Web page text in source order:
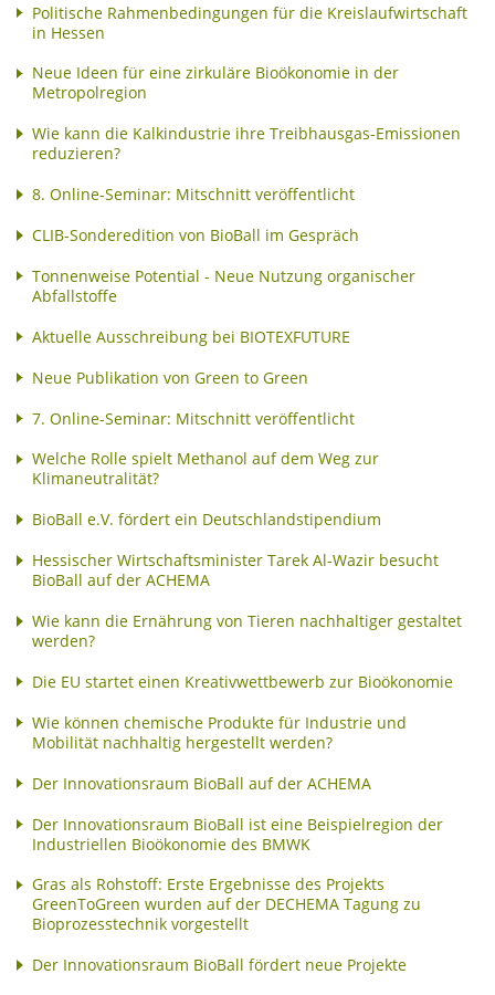
Politische Rahmenbedingungen für die Kreislaufwirtschaft
in Hessen
Neue Ideen für eine zirkuläre Bioökonomie in der
Metropolregion
Wie kann die Kalkindustrie ihre Treibhausgas-Emissionen
reduzieren?
8. Online-Seminar: Mitschnitt veröffentlicht
CLIB-Sonderedition von BioBall im Gespräch
Tonnenweise Potential - Neue Nutzung organischer
Abfallstoffe
Aktuelle Ausschreibung bei BIOTEXFUTURE
Neue Publikation von Green to Green
7. Online-Seminar: Mitschnitt veröffentlicht
Welche Rolle spielt Methanol auf dem Weg zur
Klimaneutralität?
BioBall e.V. fördert ein Deutschlandstipendium
Hessischer Wirtschaftsminister Tarek Al-Wazir besucht
BioBall auf der ACHEMA
Wie kann die Ernährung von Tieren nachhaltiger gestaltet
werden?
Die EU startet einen Kreativwettbewerb zur Bioökonomie
Wie können chemische Produkte für Industrie und
Mobilität nachhaltig hergestellt werden?
Der Innovationsraum BioBall auf der ACHEMA
Der Innovationsraum BioBall ist eine Beispielregion der
Industriellen Bioökonomie des BMWK
Gras als Rohstoff: Erste Ergebnisse des Projekts
GreenToGreen wurden auf der DECHEMA Tagung zu
Bioprozesstechnik vorgestellt
Der Innovationsraum BioBall fördert neue Projekte